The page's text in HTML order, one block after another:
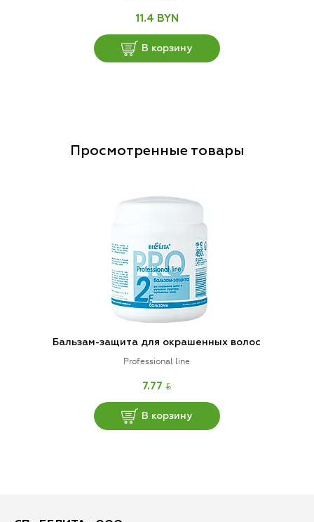
11.4 BYN
В корзину
Просмотренные товары
Бальзам-защита для окрашенных волос
Professional line
7.77 BYN
В корзину